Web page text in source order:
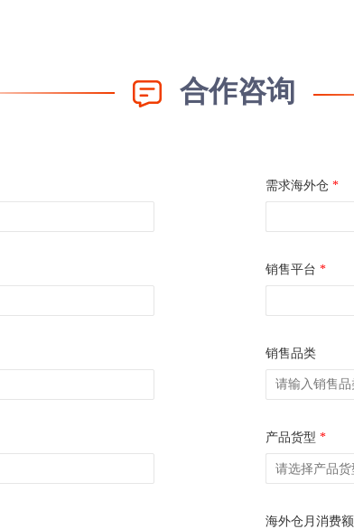
合作咨询
需求海外仓 *
销售平台 *
销售品类
产品货型 *
海外仓月消费额